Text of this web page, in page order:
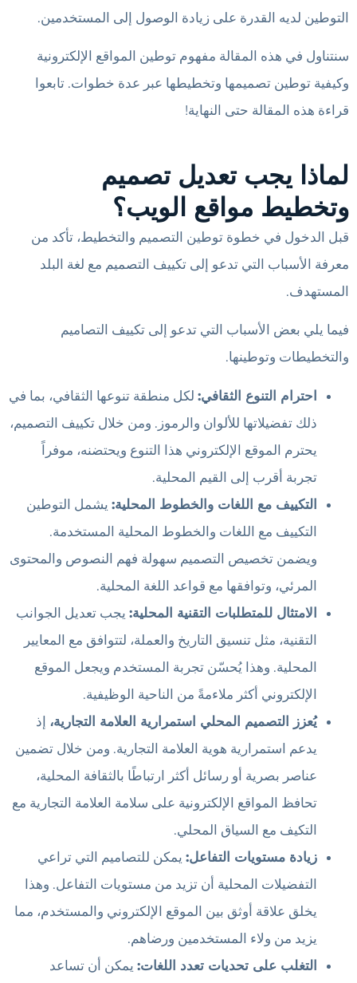
التوطين لديه القدرة على زيادة الوصول إلى المستخدمين.
سنتناول في هذه المقالة مفهوم توطين المواقع الإلكترونية
وكيفية توطين تصميمها وتخطيطها عبر عدة خطوات. تابعوا
قراءة هذه المقالة حتى النهاية!
لماذا يجب تعديل تصميم
وتخطيط مواقع الويب؟
قبل الدخول في خطوة توطين التصميم والتخطيط، تأكد من
معرفة الأسباب التي تدعو إلى تكييف التصميم مع لغة البلد
المستهدف.
فيما يلي بعض الأسباب التي تدعو إلى تكييف التصاميم
والتخطيطات وتوطينها.
احترام التنوع الثقافي: لكل منطقة تنوعها الثقافي، بما في
ذلك تفضيلاتها للألوان والرموز. ومن خلال تكييف التصميم،
يحترم الموقع الإلكتروني هذا التنوع ويحتضنه، موفراً
تجربة أقرب إلى القيم المحلية.
التكييف مع اللغات والخطوط المحلية: يشمل التوطين
التكييف مع اللغات والخطوط المحلية المستخدمة.
ويضمن تخصيص التصميم سهولة فهم النصوص والمحتوى
المرئي، وتوافقها مع قواعد اللغة المحلية.
الامتثال للمتطلبات التقنية المحلية: يجب تعديل الجوانب
التقنية، مثل تنسيق التاريخ والعملة، لتتوافق مع المعايير
المحلية. وهذا يُحسّن تجربة المستخدم ويجعل الموقع
الإلكتروني أكثر ملاءمةً من الناحية الوظيفية.
يُعزز التصميم المحلي استمرارية العلامة التجارية، إذ
يدعم استمرارية هوية العلامة التجارية. ومن خلال تضمين
عناصر بصرية أو رسائل أكثر ارتباطًا بالثقافة المحلية،
تحافظ المواقع الإلكترونية على سلامة العلامة التجارية مع
التكيف مع السياق المحلي.
زيادة مستويات التفاعل: يمكن للتصاميم التي تراعي
التفضيلات المحلية أن تزيد من مستويات التفاعل. وهذا
يخلق علاقة أوثق بين الموقع الإلكتروني والمستخدم، مما
يزيد من ولاء المستخدمين ورضاهم.
التغلب على تحديات تعدد اللغات: يمكن أن تساعد